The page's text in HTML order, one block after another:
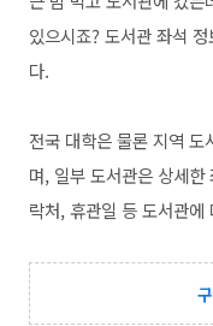
있으시죠? 도서관 좌석
다.
전국 대학은 물론 지역
며, 일부 도서관은 상세
락처, 휴관일 등 도서관